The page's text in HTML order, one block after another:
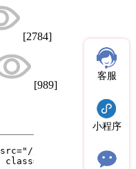
[2784]
[989]
客服
小程序